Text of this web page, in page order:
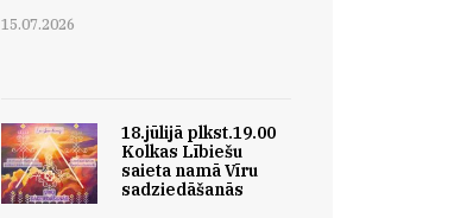
15.07.2026
18.jūlijā plkst.19.00
Kolkas Lībiešu
saieta namā Vīru
sadziedāšanās